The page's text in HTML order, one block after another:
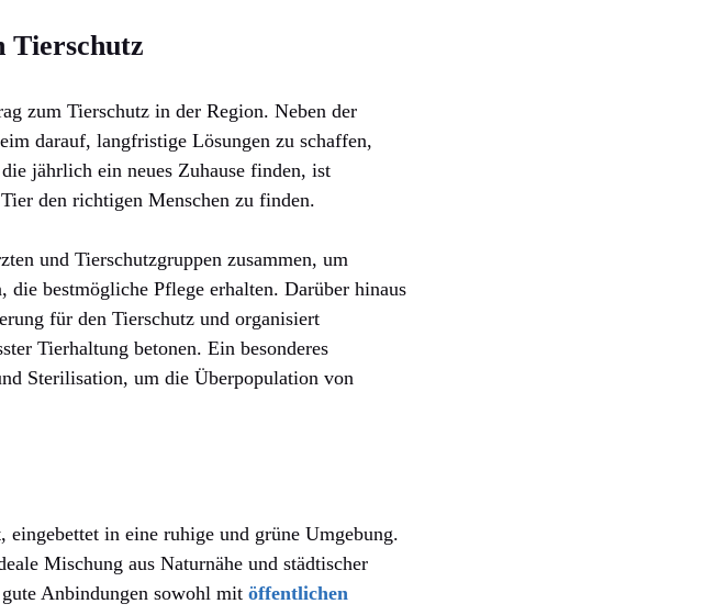
Tierschutz
zum Tierschutz in der Region. Neben der
darauf, langfristige Lösungen zu schaffen,
jährlich ein neues Zuhause finden, ist
den richtigen Menschen zu finden.
und Tierschutzgruppen zusammen, um
bestmögliche Pflege erhalten. Darüber hinaus
für den Tierschutz und organisiert
Tierhaltung betonen. Ein besonderes
Sterilisation, um die Überpopulation von
in eine ruhige und grüne Umgebung.
Mischung aus Naturnähe und städtischer
Anbindungen sowohl mit öffentlichen